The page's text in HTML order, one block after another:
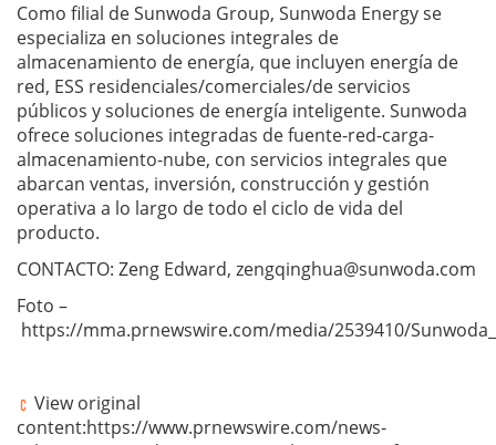
Como filial de Sunwoda Group, Sunwoda Energy se
especializa en soluciones integrales de
almacenamiento de energía, que incluyen energía de
red, ESS residenciales/comerciales/de servicios
públicos y soluciones de energía inteligente. Sunwoda
ofrece soluciones integradas de fuente-red-carga-
almacenamiento-nube, con servicios integrales que
abarcan ventas, inversión, construcción y gestión
operativa a lo largo de todo el ciclo de vida del
producto.
CONTACTO: Zeng Edward, zengqinghua@sunwoda.com
Foto –
https://mma.prnewswire.com/media/2539410/
View original
content:https://www.prnewswire.com/news-